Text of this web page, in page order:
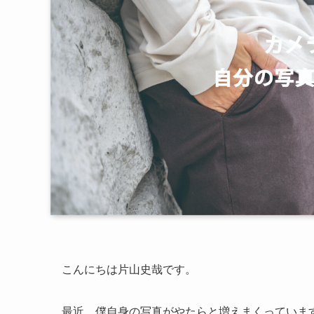
こんにちは片山史哉です。